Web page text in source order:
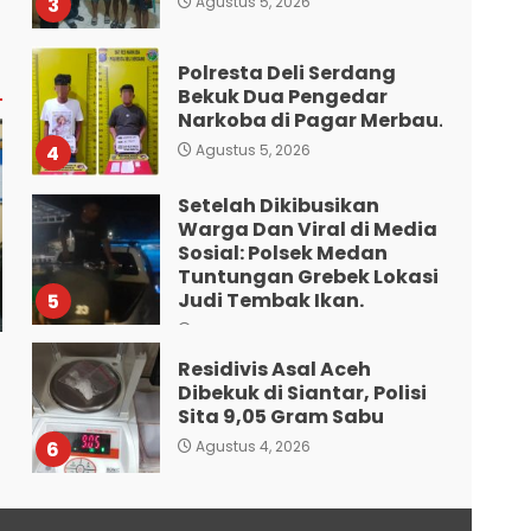
4
Polresta Deli Serdang
Bekuk Dua Pengedar
Narkoba di Pagar Merbau.
Agustus 5, 2026
5
Setelah Dikibusikan
Warga Dan Viral di Media
Sosial: Polsek Medan
Tuntungan Grebek Lokasi
Judi Tembak Ikan.
6
Residivis Asal Aceh
Dibekuk di Siantar, Polisi
Sita 9,05 Gram Sabu
Agustus 4, 2026
Sat Reskrim Polres